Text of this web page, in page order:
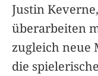
Justin
überarbeiten
zugleich neue
die